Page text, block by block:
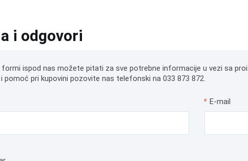
i odgovori
ispod nas možete pitati za sve potrebne informacije u vezi sa
pomoć pri kupovini pozovite nas telefonski na 033 873 872.
* E-mail